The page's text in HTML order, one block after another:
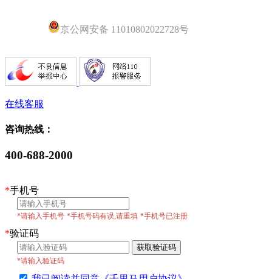
京公网安备 11010802022728号
在线客服
咨询热线：
400-688-2000